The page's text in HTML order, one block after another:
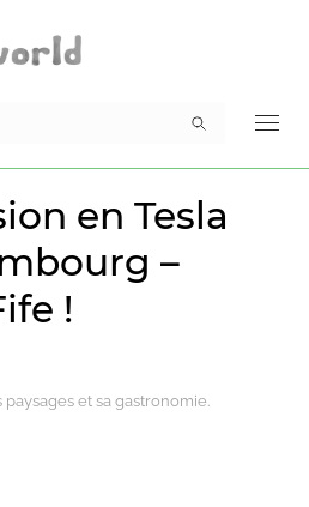
en Tesla
–
!
paysages et sa gastronomie.